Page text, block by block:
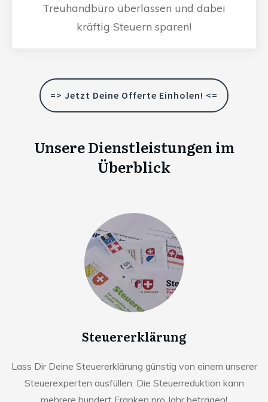
Treuhandbüro überlassen und dabei
kräftig Steuern sparen!
=> Jetzt Deine Offerte Einholen! <=
Unsere Dienstleistungen im
Überblick
Steuererklärung
Lass Dir Deine Steuererklärung günstig von einem unserer
Steuerexperten ausfüllen. Die Steuerreduktion kann
mehrere hundert Franken pro Jahr betragen!